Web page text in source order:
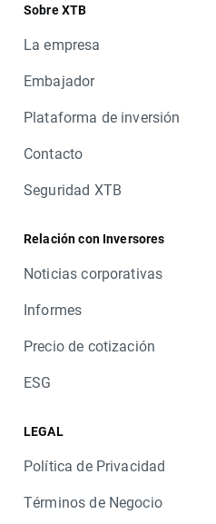
Sobre XTB
La empresa
Embajador
Plataforma de inversión
Contacto
Seguridad XTB
Relación con Inversores
Noticias corporativas
Informes
Precio de cotización
ESG
LEGAL
Política de Privacidad
Términos de Negocio